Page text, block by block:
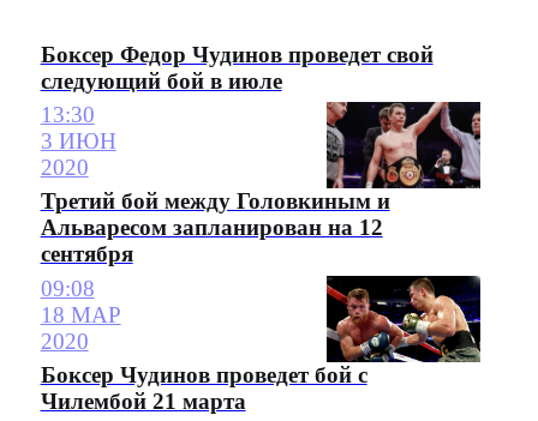
Боксер Федор Чудинов проведет свой
следующий бой в июле
13:30
3 ИЮН
2020
Третий бой между Головкиным и
Альваресом запланирован на 12
сентября
09:08
18 МАР
2020
Боксер Чудинов проведет бой с
Чилембой 21 марта